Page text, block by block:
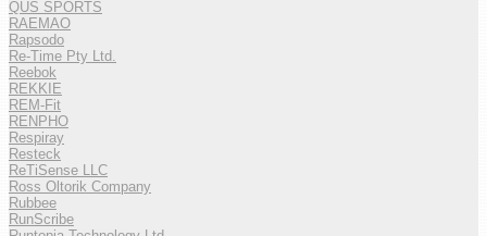
QUS SPORTS
RAEMAO
Rapsodo
Re-Time Pty Ltd.
Reebok
REKKIE
REM-Fit
RENPHO
Respiray
Resteck
ReTiSense LLC
Ross Oltorik Company
Rubbee
RunScribe